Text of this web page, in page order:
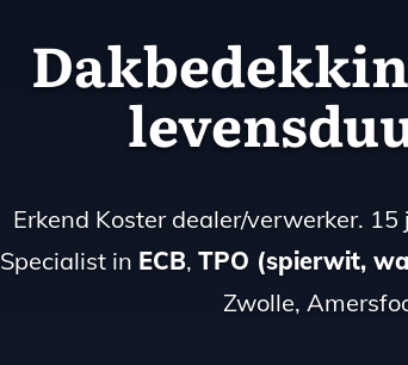
Erkend Koster dealer/verwerker.
Specialist in ECB, TPO (spierwit,
Zwolle,